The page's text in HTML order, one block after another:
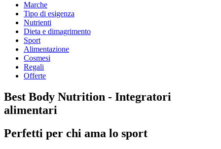
Marche
Tipo di esigenza
Nutrienti
Dieta e dimagrimento
Sport
Alimentazione
Cosmesi
Regali
Offerte
Best Body Nutrition - Integratori
alimentari
Perfetti per chi ama lo sport